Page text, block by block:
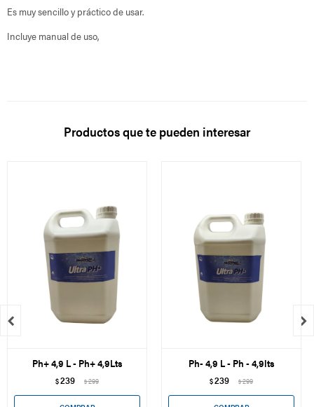
Es muy sencillo y práctico de usar.
Incluye manual de uso,
Productos que te pueden interesar
Ph+ 4,9 L - Ph+ 4,9Lts
$239 $299
Ph- 4,9 L - Ph - 4,9lts
$239 $299
 